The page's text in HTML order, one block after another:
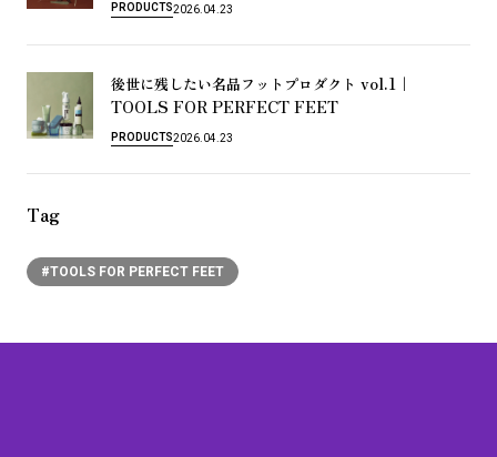
PRODUCTS2026.04.23
後世に残 したい名品フ ッ ト プロ ダク ト vol.1｜
TOOLS FOR PERFECT FEET
PRODUCTS2026.04.23
Tag
#TOOLS FOR PERFECT FEET